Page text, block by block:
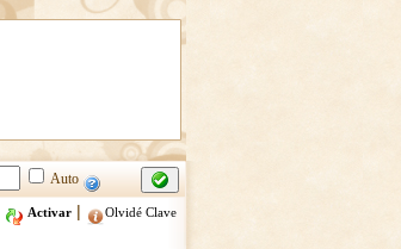
Auto
Activar| Olvidé Clave